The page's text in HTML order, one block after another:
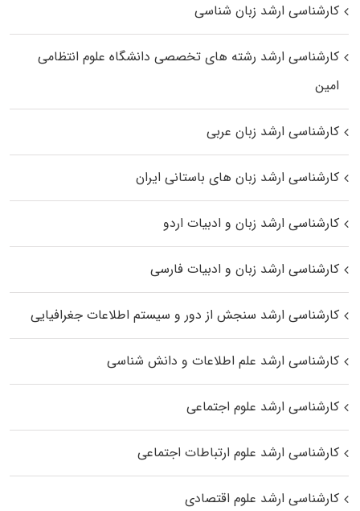
کارشناسی ارشد زبان شناسی
کارشناسی ارشد رﺷﺘﻪ ﻫﺎی تخصصی داﻧﺸﮕﺎه ﻋﻠﻮم انتظامی
اﻣﻴﻦ
کارشناسی ارشد زبان عربی
کارشناسی ارشد زبان‌ های باستانی ایران
کارشناسی ارشد زبان و ادبیات اردو
کارشناسی ارشد زبان و ادبیات فارسی
کارشناسی ارشد سنجش از دور و سیستم اطلاعات جغرافیایی
کارشناسی ارشد علم اطلاعات و دانش شناسی
کارشناسی ارشد علوم اجتماعی
کارشناسی ارشد علوم ارتباطات اجتماعی
کارشناسی ارشد علوم اقتصادی